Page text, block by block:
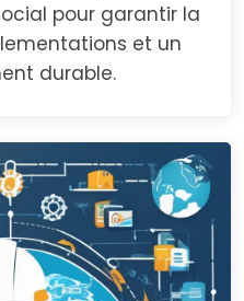
pour garantir la
et un
durable.